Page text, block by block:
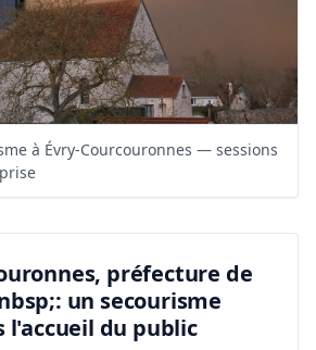
à Évry-Courcouronnes — sessions
préfecture de
un secourisme
l'accueil du public